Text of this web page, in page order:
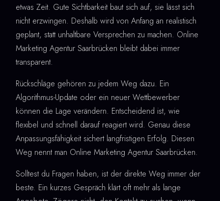
etwas Zeit. Gute Sichtbarkeit baut sich auf, sie lässt sich
nicht erzwingen. Deshalb wird von Anfang an realistisch
geplant, statt unhaltbare Versprechen zu machen. Online
Marketing Agentur Saarbrücken bleibt dabei immer
transparent.
Rückschläge gehören zu jedem Weg dazu. Ein
Algorithmus-Update oder ein neuer Wettbewerber
können die Lage verändern. Entscheidend ist, wie
flexibel und schnell darauf reagiert wird. Genau diese
Anpassungsfähigkeit sichert langfristigen Erfolg. Diesen
Weg nennt man Online Marketing Agentur Saarbrücken.
Solltest du Fragen haben, ist der direkte Weg immer der
beste. Ein kurzes Gespräch klärt oft mehr als lange